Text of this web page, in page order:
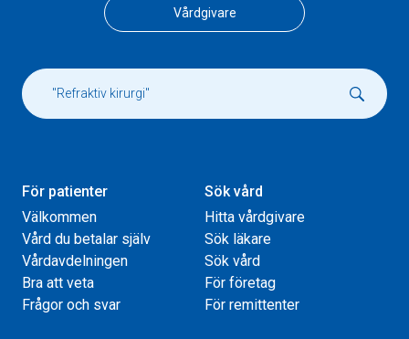
Vårdgivare
För patienter
Välkommen
Vård du betalar själv
Vårdavdelningen
Bra att veta
Frågor och svar
Sök vård
Hitta vårdgivare
Sök läkare
Sök vård
För företag
För remittenter